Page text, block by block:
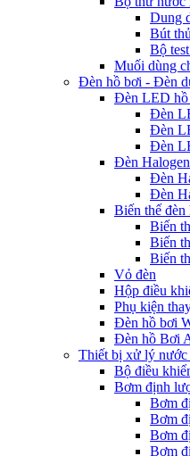
Dung
Bút
Bộ
Muối dùng
Đèn hồ bơi - Đèn
Đèn LED hồ
Đèn
Đèn
Đèn
Đèn
Đèn
Đèn
Biến thế đèn
Biến
Biến
Biến
Vỏ đèn
Hộp điều
Phụ kiện
Đèn hồ bơi
Đèn hồ Bơi
Thiết bị xử lý nước
Bộ điều
Bơm định
Bơm
Bơm
Bơm
Bơm